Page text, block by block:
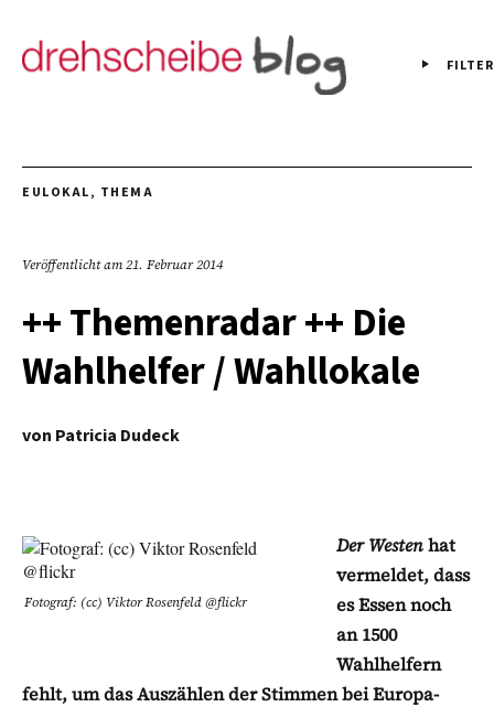
FILTER
EULOKAL, THEMA
Veröffentlicht am21. Februar 2014
++ Themenradar ++ Die
Wahlhelfer / Wahllokale
von Patricia Dudeck
Fotograf: (cc) Viktor Rosenfeld @flickr
Der Westenhat
vermeldet, dass
es Essen noch
an 1500
Wahlhelfern
fehlt, um das Auszählen der Stimmen bei Europa-